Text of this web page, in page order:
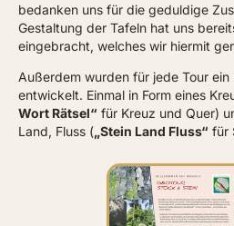
bedanken uns für die geduldige
Gestaltung der Tafeln hat uns
eingebracht, welches wir hiermit
Außerdem wurden für jede Tour ein
entwickelt. Einmal in Form eines
Wort Rätsel“ für Kreuz und Quer)
Land, Fluss („Stein Land Fluss“ für